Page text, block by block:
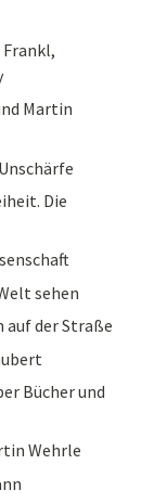
Martin
Die
sehen
der Straße
Bücher und
Wehrle